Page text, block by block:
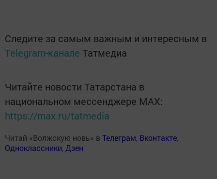
Следите за самым важным и интересным в
Telegram-канале Татмедиа
Читайте новости Татарстана в
национальном мессенджере MАХ:
https://max.ru/tatmedia
Читай «Волжскую новь» в Телеграм, Вконтакте,
Одноклассники,Дзен